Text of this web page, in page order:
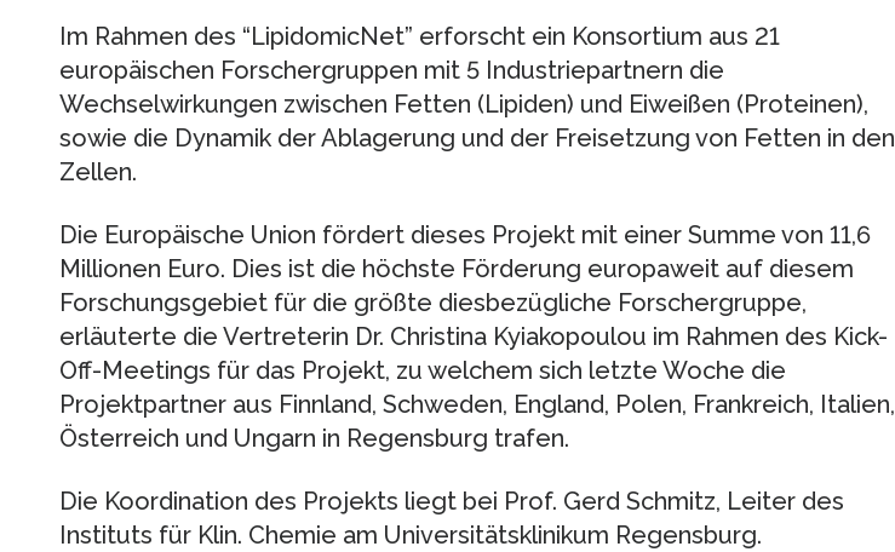
Im Rahmen des “LipidomicNet” erforscht ein Konsortium aus 21
europäischen Forschergruppen mit 5 Industriepartnern die
Wechselwirkungen zwischen Fetten (Lipiden) und Eiweißen (Proteinen),
sowie die Dynamik der Ablagerung und der Freisetzung von Fetten in den
Zellen.
Die Europäische Union fördert dieses Projekt mit einer Summe von 11,6
Millionen Euro. Dies ist die höchste Förderung europaweit auf diesem
Forschungsgebiet für die größte diesbezügliche Forschergruppe,
erläuterte die Vertreterin Dr. Christina Kyiakopoulou im Rahmen des Kick-
Off-Meetings für das Projekt, zu welchem sich letzte Woche die
Projektpartner aus Finnland, Schweden, England, Polen, Frankreich, Italien,
Österreich und Ungarn in Regensburg trafen.
Die Koordination des Projekts liegt bei Prof. Gerd Schmitz, Leiter des
Instituts für Klin. Chemie am Universitätsklinikum Regensburg.